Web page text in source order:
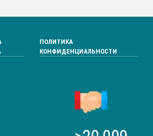
ПОЛИТИКА
КОНФИДЕНЦИАЛЬНОСТИ